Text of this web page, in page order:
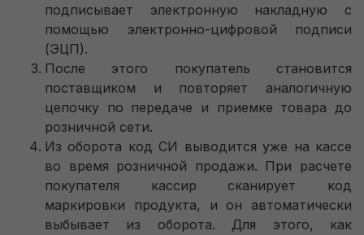
подписывает электронную накладную с
помощью электронно-цифровой подписи
(ЭЦП).
После этого покупатель становится
поставщиком и повторяет аналогичную
цепочку по передаче и приемке товара до
розничной сети.
Из оборота код СИ выводится уже на кассе
во время розничной продажи. При расчете
покупателя кассир сканирует код
маркировки продукта, и он автоматически
выбывает из оборота. Для этого, как